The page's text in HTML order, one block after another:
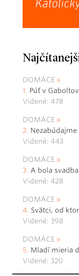
DOMÁCE
Púť v
Videné: 478
DOMÁCE
Videné: 443
DOMÁCE
A bola svadba
Videné: 428
DOMÁCE
Svätci, od
Videné: 398
DOMÁCE
Mladí mieria
Videné: 320